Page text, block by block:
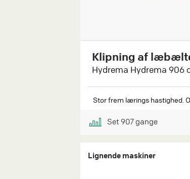
Klipning af
Hydrema Hydrema 906
Stor frem lærings hastighed.
Set 907gange
Lignende maskiner